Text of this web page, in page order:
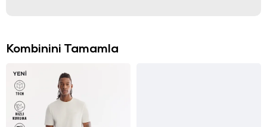
Kombinini Tamamla